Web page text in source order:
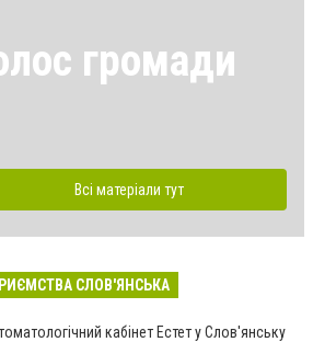
громади
Всі матеріали тут
СЛОВ'ЯНСЬКА
кабінет Естет у Слов'янську